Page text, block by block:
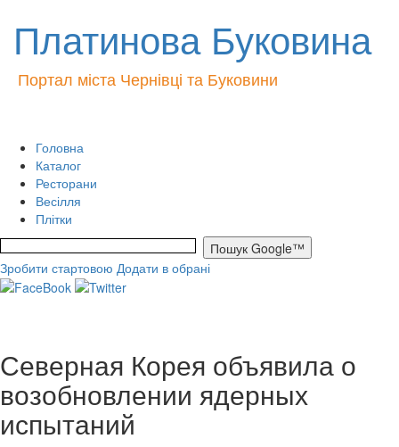
Платинова Буковина
Портал міста Чернівці та Буковини
Головна
Каталог
Ресторани
Весілля
Плітки
Зробити стартовою Додати в обрані
Северная Корея объявила о
возобновлении ядерных
испытаний